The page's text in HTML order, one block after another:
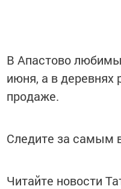
В Апастово
июня, а в деревнях
продаже.
Следите за самым
Читайте новости